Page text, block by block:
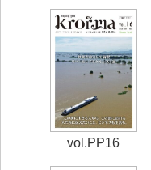
vol.PP16